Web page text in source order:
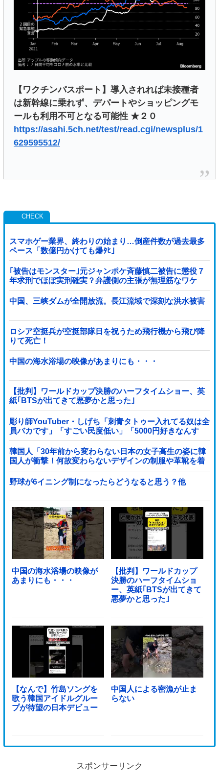
【ワクチンパスポート】導入されれば未接種者
は新幹線に乗れず、デパートやショッピングモ
ールも利用不可となる可能性 ★２０
https://asahi.5ch.net/test/read.cgi/newsplus/1
629595512/
スマホゲー業界、終わりの始まり…倒産件数が過去最多
ペース「数億円かけても爆ﾀﾋ」
｢被告はモンスター｣元ジャンポケ斉藤慎二被告に懲役７
年求刑でほぼ実刑確実？弁護側の主張が無理筋なワケ
中国、三峡ダムが全開放流。長江流域で深刻な洪水被害
ロシア空挺兵が空挺部隊日を祝うため飛行機から飛び降
りて死亡！
中国の海水浴場の映像があまりにも・・・
【批判】ワールドカップ決勝のハーフタイムショー、英
紙｢BTSが出てきて悪夢かと思った｣
彫り師YouTuber・しげち「刺青タトゥー入れてる奴は全
員バカです」「すごい民度低い」「5000円好きなんす
よ、バカって」
韓国人「30年前から変わらない日本の女子高生の姿に韓
国人が衝撃！何故変わらないデザインの制服や革靴を着
用し続けるのか？」
野球が6イニング制になったらどうなると思う？他
中国の海水浴場の映像が
あまりにも・・・
【批判】ワールドカップ
決勝のハーフタイムショ
ー、英紙｢BTSが出てきて
悪夢かと思った｣
【なんで】竹島ソングを
歌う韓国アイドルグルー
プが待望の日本デビュー
中国人による密漁が止ま
らない
スポンサーリンク